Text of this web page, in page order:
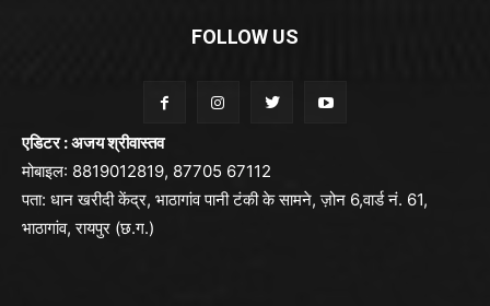
FOLLOW US
एडिटर : अजय श्रीवास्तव
मोबाइल: 8819012819, 87705 67112
पता: धान खरीदी केंद्र, भाठागांव पानी टंकी के सामने, ज़ोन 6,वार्ड नं. 61,
भाठागांव, रायपुर (छ.ग.)